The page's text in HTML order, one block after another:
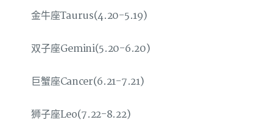
金牛座Taurus(4.20-5.19)
双子座Gemini(5.20-6.20)
巨蟹座Cancer(6.21-7.21)
狮子座Leo(7.22-8.22)